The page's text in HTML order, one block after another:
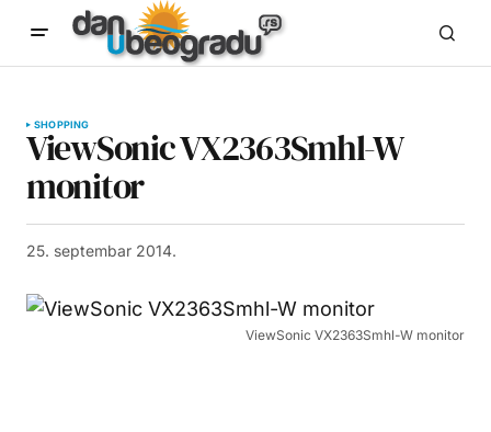
SHOPPING
ViewSonic VX2363Smhl-W
monitor
25. septembar 2014.
ViewSonic VX2363Smhl-W monitor